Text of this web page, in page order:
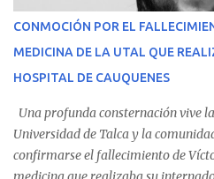
CONMOCIÓN POR EL
MEDICINA DE LA UTAL QUE
HOSPITAL DE CAUQUENES
Una profunda consternación vive
Universidad de Talca y la
confirmarse el fallecimiento de